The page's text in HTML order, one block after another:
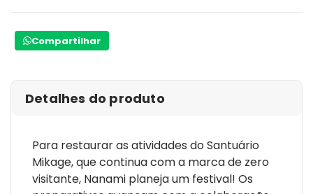
Compartilhar
Detalhes do produto
Para restaurar as atividades do Santuário
Mikage, que continua com a marca de zero
visitante, Nanami planeja um festival! Os